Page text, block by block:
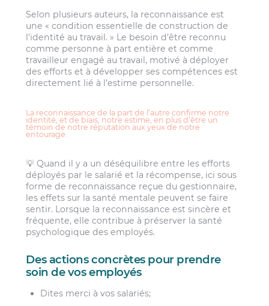
Selon plusieurs auteurs, la reconnaissance est
une « condition essentielle de construction de
l’identité au travail. » Le besoin d’être reconnu
comme personne à part entière et comme
travailleur engagé au travail, motivé à déployer
des efforts et à développer ses compétences est
directement lié à l’estime personnelle.
La reconnaissance de la part de l’autre confirme notre
identité, et de biais, notre estime, en plus d’être un
témoin de notre réputation aux yeux de notre
entourage.
💡 Quand il y a un déséquilibre entre les efforts
déployés par le salarié et la récompense, ici sous
forme de reconnaissance reçue du gestionnaire,
les effets sur la santé mentale peuvent se faire
sentir. Lorsque la reconnaissance est sincère et
fréquente, elle contribue à préserver la santé
psychologique des employés.
Des actions concrètes pour prendre
soin de vos employés
Dites merci à vos salariés;